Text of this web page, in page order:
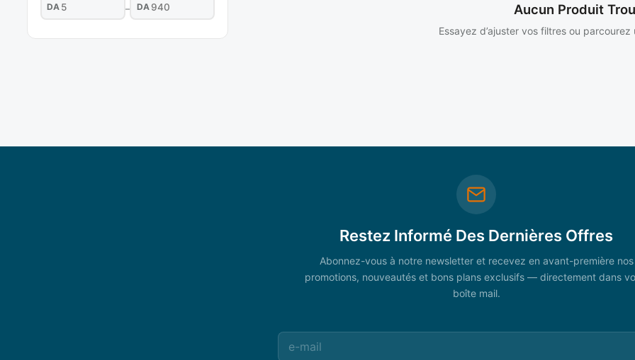
DA – DA Aucun Produit
Essayez d’ajuster vos filtres ou
Restez Informé Des Dernières Offres
Abonnez-vous à notre newsletter et recevez en avant-première nos
promotions, nouveautés et bons plans exclusifs — directement dans
boîte mail.